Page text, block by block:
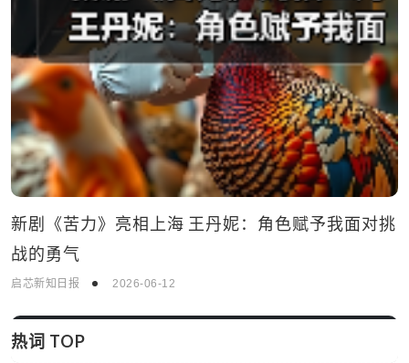
新剧《苦力》亮相上海 王丹妮：角色赋予我面对挑
战的勇气
启芯新知日报 2026-06-12
热词 TOP